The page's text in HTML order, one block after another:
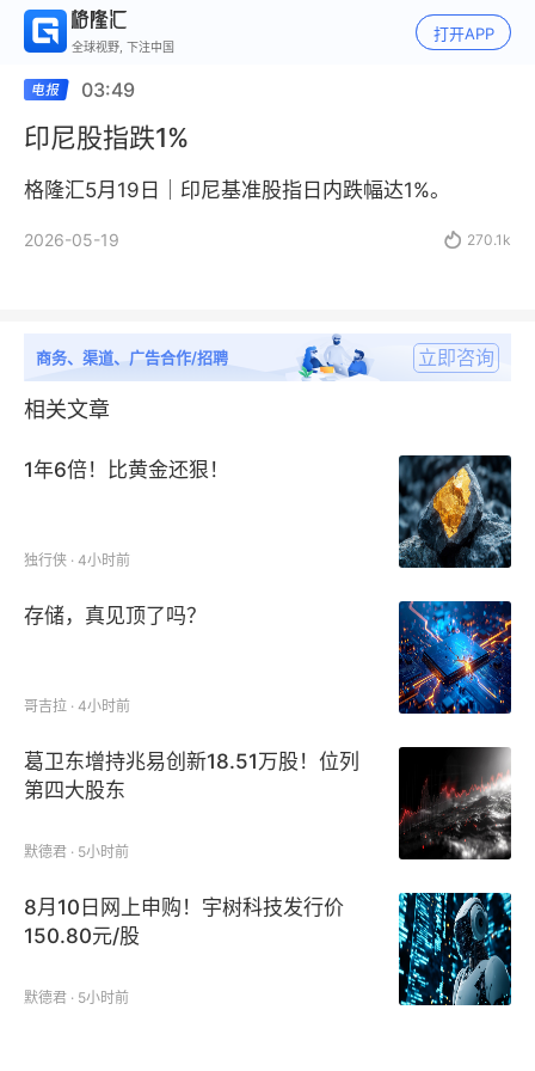
全球视野, 下注中国
打开APP
03:49
印尼股指跌1%
格隆汇5月19日｜印尼基准股指日内跌幅达1%。
2026-05-19  270.1k
商务、渠道、广告合作/招聘 立即咨询
相关文章
1年6倍！比黄金还狠！
独行侠 · 4小时前
存储，真见顶了吗？
哥吉拉 · 4小时前
葛卫东增持兆易创新18.51万股！位列
第四大股东
默德君 · 5小时前
8月10日网上申购！宇树科技发行价
150.80元/股
默德君 · 5小时前